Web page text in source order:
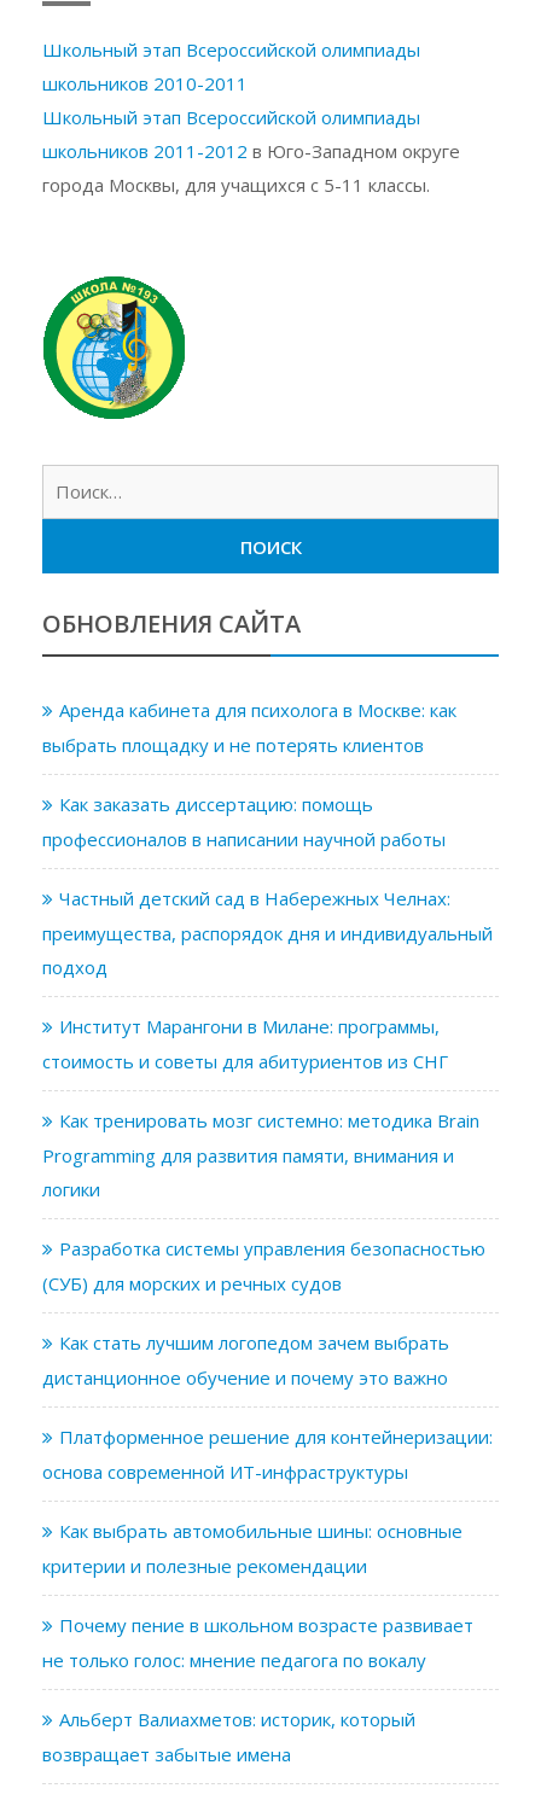
Школьный этап Всероссийской олимпиады
школьников 2010-2011
Школьный этап Всероссийской олимпиады
школьников 2011-2012 в Юго-Западном округе
города Москвы, для учащихся с 5-11 классы.
ОБНОВЛЕНИЯ САЙТА
Аренда кабинета для психолога в Москве: как
выбрать площадку и не потерять клиентов
Как заказать диссертацию: помощь
профессионалов в написании научной работы
Частный детский сад в Набережных Челнах:
преимущества, распорядок дня и индивидуальный
подход
Институт Марангони в Милане: программы,
стоимость и советы для абитуриентов из СНГ
Как тренировать мозг системно: методика Brain
Programming для развития памяти, внимания и
логики
Разработка системы управления безопасностью
(СУБ) для морских и речных судов
Как стать лучшим логопедом зачем выбрать
дистанционное обучение и почему это важно
Платформенное решение для контейнеризации:
основа современной ИТ-инфраструктуры
Как выбрать автомобильные шины: основные
критерии и полезные рекомендации
Почему пение в школьном возрасте развивает
не только голос: мнение педагога по вокалу
Альберт Валиахметов: историк, который
возвращает забытые имена